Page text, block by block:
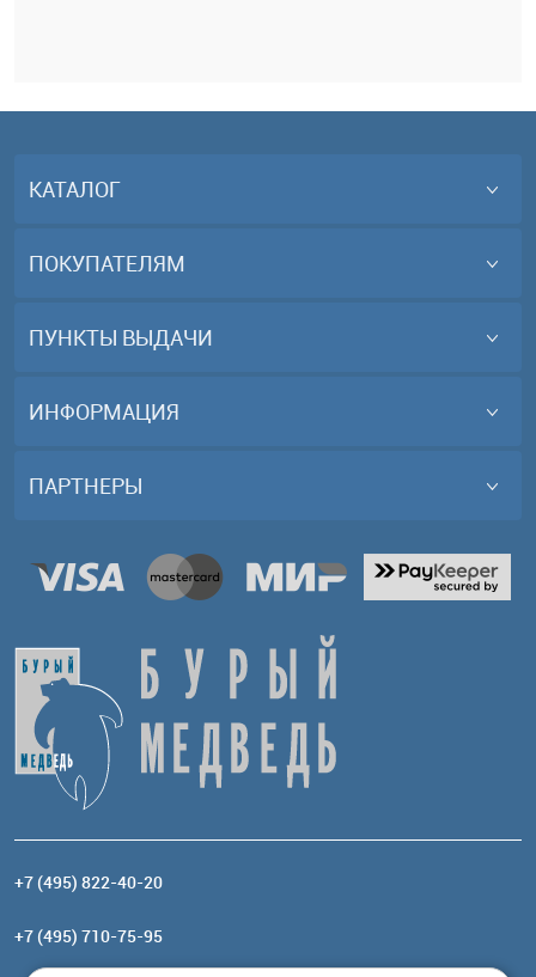
КАТАЛОГ
ПОКУПАТЕЛЯМ
ПУНКТЫ ВЫДАЧИ
ИНФОРМАЦИЯ
ПАРТНЕРЫ
+7 (495) 822-40-20
+7 (495) 710-75-95